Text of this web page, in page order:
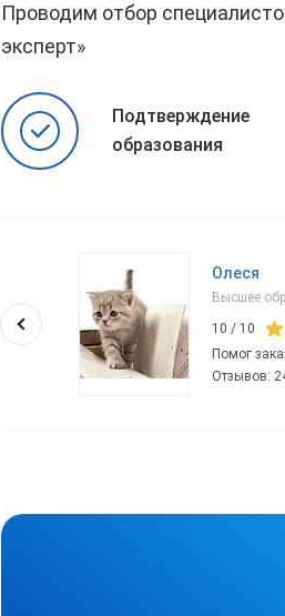
Проводим отбор
эксперт»
Подтверждение
образования
Олеся
Высшее
10 / 10
Помог
Отзывов: